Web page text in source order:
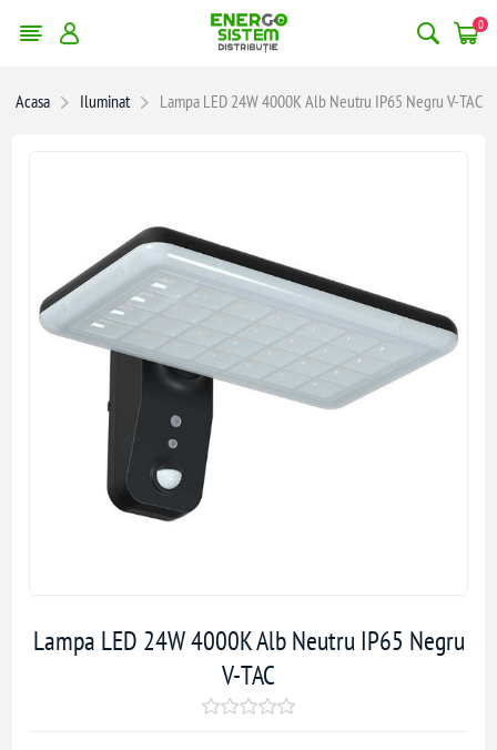
0
Acasa Iluminat Lampa LED 24W 4000K Alb Neutru IP65 Negru V-TAC
Lampa LED 24W 4000K Alb Neutru IP65 Negru
V-TAC